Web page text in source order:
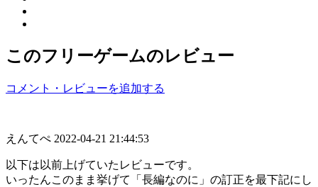
このフリーゲームのレビュー
コメント・レビューを追加する
えんてぺ 2022-04-21 21:44:53
以下は以前上げていたレビューです。
いったんこのまま挙げて「長編なのに」の訂正を最下記にし